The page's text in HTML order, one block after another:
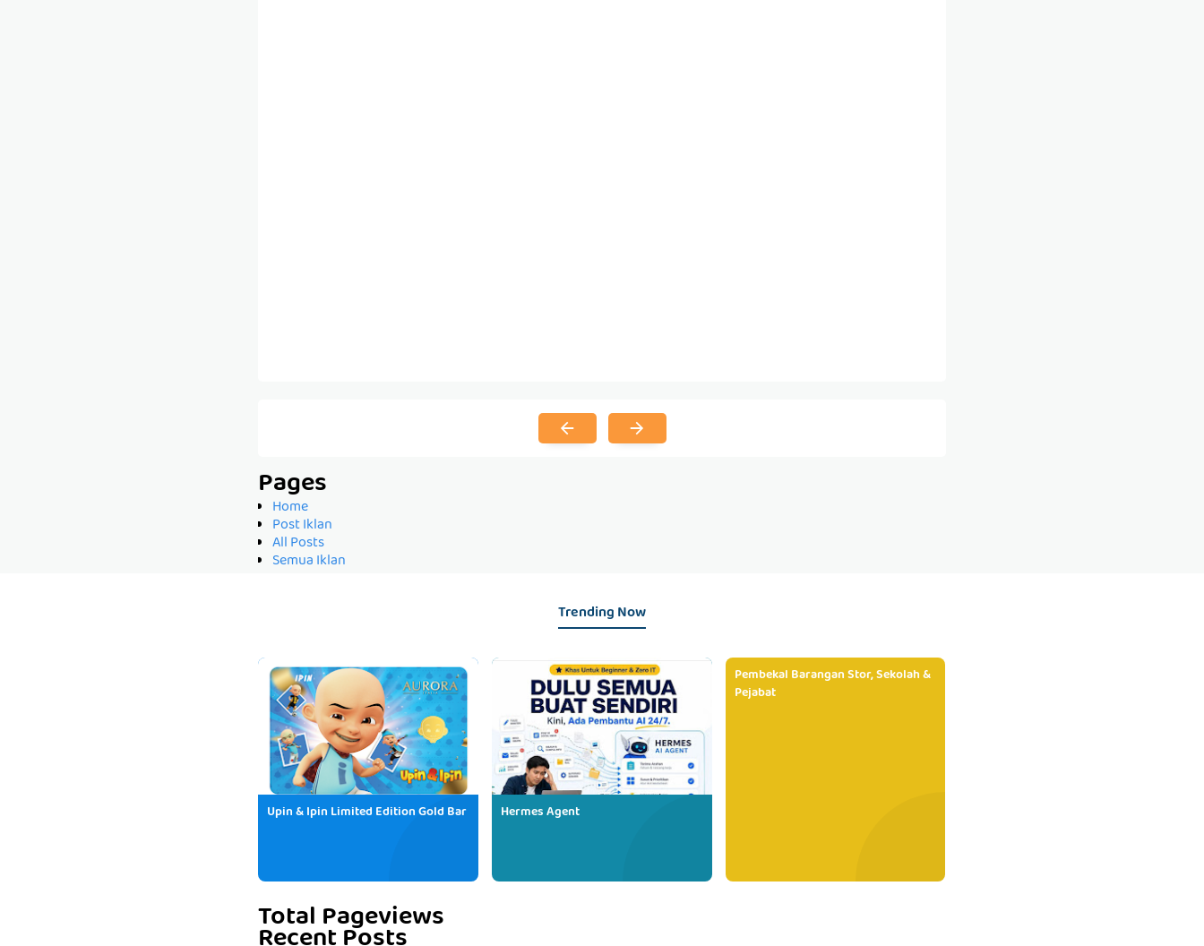
Pages
Home
Post Iklan
All Posts
Semua Iklan
Trending Now
Upin & Ipin Limited Edition Gold Bar Hermes Agent
Pembekal Barangan Stor, Sekolah &
Pejabat
Total Pageviews